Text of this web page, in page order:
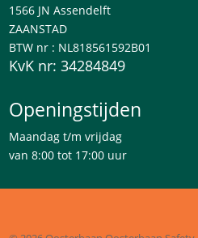
1566 JN Assendelft
ZAANSTAD
BTW nr : NL818561592B01
KvK nr: 34284849
Openingstijden
Maandag t/m vrijdag
van 8:00 tot 17:00 uur